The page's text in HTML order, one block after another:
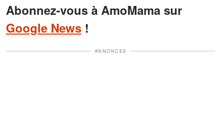
Abonnez-vous à AmoMama sur
Google News !
ANNONCES